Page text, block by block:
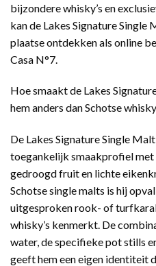
bijzondere whisky’s en
kan de Lakes Signature
plaatse ontdekken als online
Casa N°7.
Hoe smaakt de Lakes
hem anders dan Schotse
De Lakes Signature Single
toegankelijk smaakprofiel met
gedroogd fruit en lichte
Schotse single malts is hij
uitgesproken rook- of
whisky’s kenmerkt. De
water, de specifieke pot stills
geeft hem een eigen identiteit